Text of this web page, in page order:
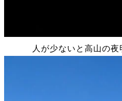
人が少ないと高山の夜